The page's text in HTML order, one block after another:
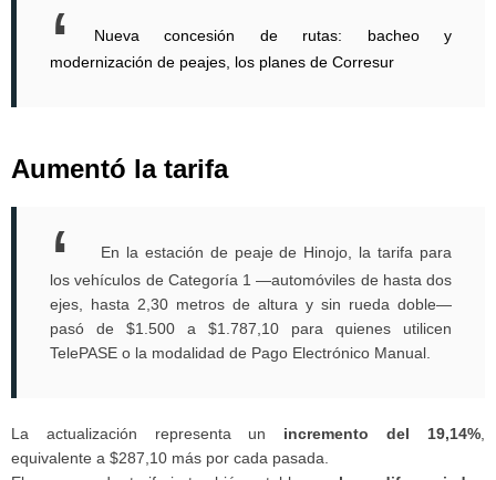
Nueva concesión de rutas: bacheo y
modernización de peajes, los planes de Corresur
Aumentó la tarifa
En la estación de peaje de Hinojo, la tarifa para
los vehículos de Categoría 1 —automóviles de hasta dos
ejes, hasta 2,30 metros de altura y sin rueda doble—
pasó de $1.500 a $1.787,10 para quienes utilicen
TelePASE o la modalidad de Pago Electrónico Manual.
La actualización representa un incremento del 19,14%
equivalente a $287,10 más por cada pasada.